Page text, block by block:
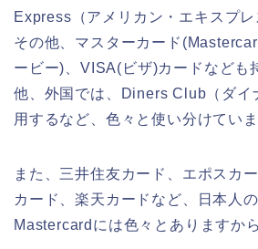
Express（アメリカン・エキスプレ
その他、マスターカード
ービー)、VISA(ビザ)カードなども
他、外国では、Diners Club（ダイ
用するなど、色々と使い分けていま
また、三井住友カード、エポスカ
カード、楽天カードなど、日本人
Mastercardには色々とありますから